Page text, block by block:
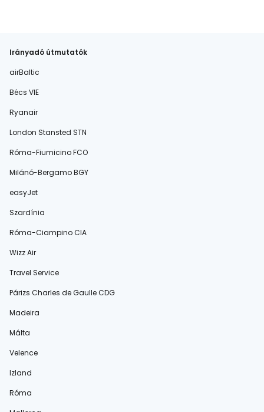
Irányadó útmutatók
airBaltic
Bécs VIE
Ryanair
London Stansted STN
Róma-Fiumicino FCO
Milánó-Bergamo BGY
easyJet
Szardínia
Róma-Ciampino CIA
Wizz Air
Travel Service
Párizs Charles de Gaulle CDG
Madeira
Málta
Velence
Izland
Róma